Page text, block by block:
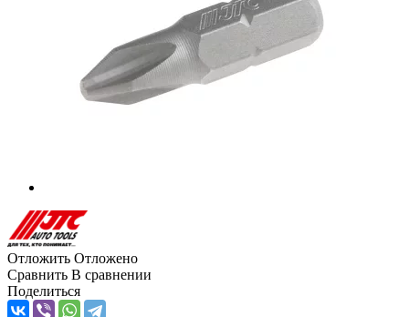
Отложить Отложено
Сравнить В сравнении
Поделиться